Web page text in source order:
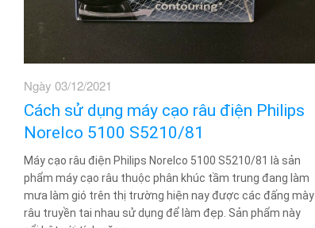
Ngày 03/12/2021
Cách sử dụng máy cạo râu điện Philips
Norelco 5100 S5210/81
Máy cạo râu điện Philips Norelco 5100 S5210/81 là sản
phẩm máy cạo râu thuộc phân khúc tầm trung đang làm
mưa làm gió trên thị trường hiện nay được các đấng mày
râu truyền tai nhau sử dụng để làm đẹp. Sản phẩm này